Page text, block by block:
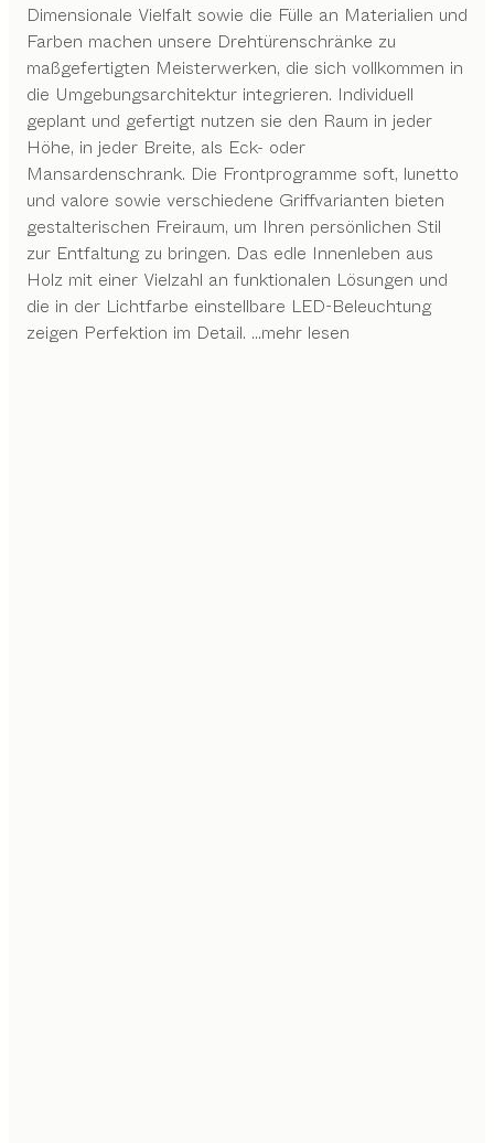
Dimensionale Vielfalt sowie die Fülle an Materialien und
Farben machen unsere Drehtürenschränke zu
maßgefertigten Meisterwerken, die sich vollkommen in
die Umgebungsarchitektur integrieren. Individuell
geplant und gefertigt nutzen sie den Raum in jeder
Höhe, in jeder Breite, als Eck- oder
Mansardenschrank. Die Frontprogramme soft, lunetto
und valore sowie verschiedene Griffvarianten bieten
gestalterischen Freiraum, um Ihren persönlichen Stil
zur Entfaltung zu bringen. Das edle Innenleben aus
Holz mit einer Vielzahl an funktionalen Lösungen und
die in der Lichtfarbe einstellbare LED-Beleuchtung
zeigen Perfektion im Detail. ...mehr lesen